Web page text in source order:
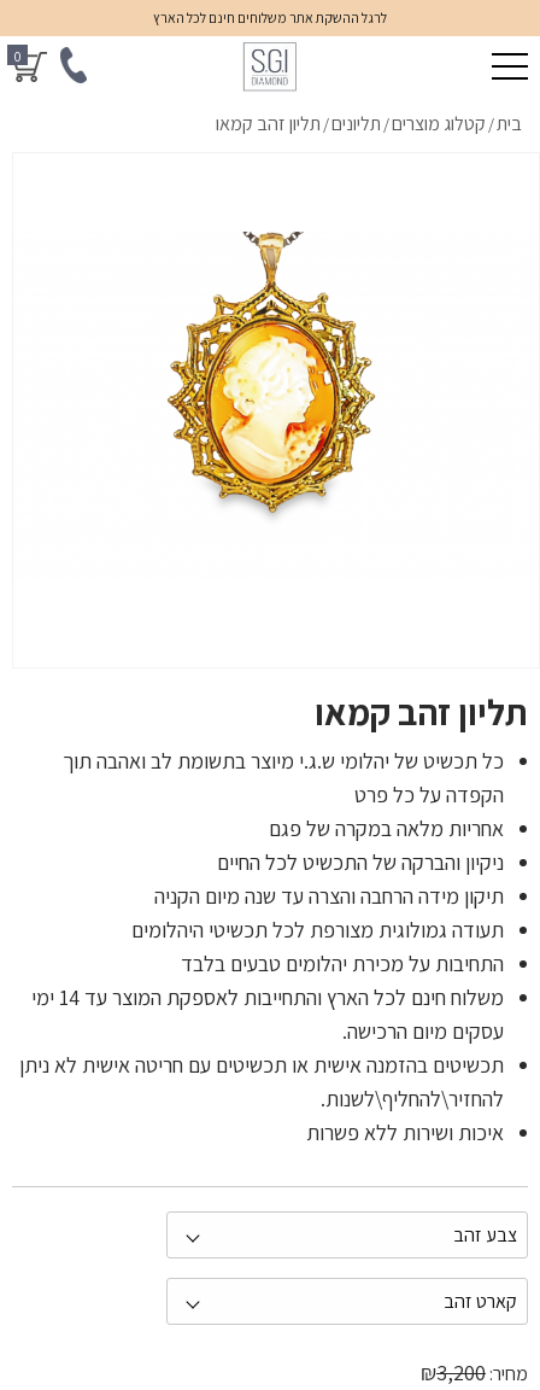
לרגל ההשקת אתר משלוחים חינם לכל הארץ
0
בית/ קטלוג מוצרים/ תליונים/ תליון זהב קמאו
תליון זהב קמאו
כל תכשיט של יהלומי ש.ג.י מיוצר בתשומת לב ואהבה תוך
הקפדה על כל פרט
אחריות מלאה במקרה של פגם
ניקיון והברקה של התכשיט לכל החיים
תיקון מידה הרחבה והצרה עד שנה מיום הקניה
תעודה גמולוגית מצורפת לכל תכשיטי היהלומים
התחיבות על מכירת יהלומים טבעים בלבד
משלוח חינם לכל הארץ והתחייבות לאספקת המוצר עד 14 ימי
עסקים מיום הרכישה.
תכשיטים בהזמנה אישית או תכשיטים עם חריטה אישית לא ניתן
להחזיר\להחליף\לשנות.
איכות ושירות ללא פשרות
מחיר: ₪3,200